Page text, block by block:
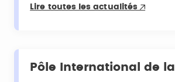
Lire toutes les actualités
Pôle International de